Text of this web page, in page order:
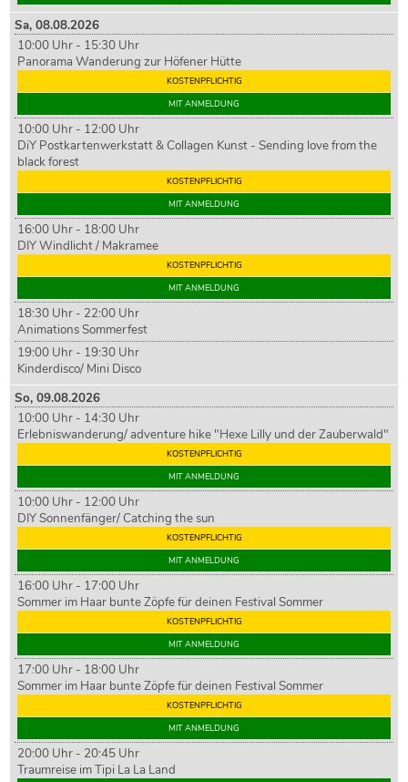
Sa,08.08.2026
10:00 Uhr - 15:30 Uhr
Panorama Wanderung zur Höfener Hütte
KOSTENPFLICHTIG
MIT ANMELDUNG
10:00 Uhr - 12:00 Uhr
DiY Postkartenwerkstatt & Collagen Kunst - Sending love from the
black forest
KOSTENPFLICHTIG
MIT ANMELDUNG
16:00 Uhr - 18:00 Uhr
DIY Windlicht / Makramee
KOSTENPFLICHTIG
MIT ANMELDUNG
18:30 Uhr - 22:00 Uhr
Animations Sommerfest
19:00 Uhr - 19:30 Uhr
Kinderdisco/ Mini Disco
So,09.08.2026
10:00 Uhr - 14:30 Uhr
Erlebniswanderung/ adventure hike "Hexe Lilly und der Zauberwald"
KOSTENPFLICHTIG
MIT ANMELDUNG
10:00 Uhr - 12:00 Uhr
DIY Sonnenfänger/ Catching the sun
KOSTENPFLICHTIG
MIT ANMELDUNG
16:00 Uhr - 17:00 Uhr
Sommer im Haar bunte Zöpfe für deinen Festival Sommer
KOSTENPFLICHTIG
MIT ANMELDUNG
17:00 Uhr - 18:00 Uhr
Sommer im Haar bunte Zöpfe für deinen Festival Sommer
KOSTENPFLICHTIG
MIT ANMELDUNG
20:00 Uhr - 20:45 Uhr
Traumreise im Tipi La La Land